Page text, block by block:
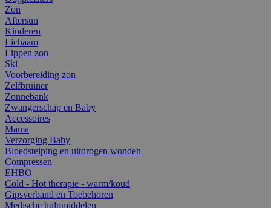
Zon
Aftersun
Kinderen
Lichaam
Lippen zon
Ski
Voorbereiding zon
Zelfbruiner
Zonnebank
Zwangerschap en Baby
Accessoires
Mama
Verzorging Baby
Bloedstelping en uitdrogen wonden
Compressen
EHBO
Cold - Hot therapie - warm/koud
Gipsverband en Toebehoren
Medische hulpmiddelen